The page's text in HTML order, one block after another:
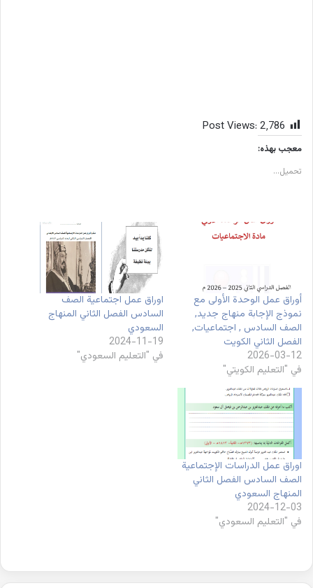
Post Views: 2٬786
معجب بهذه:
تحميل...
أوراق عمل الوحدة الأولى مع
نموذج الإجابة منهاج جديد,
الصف السادس , اجتماعيات,
الفصل الثاني الكويت
2026-03-12
في "التعليم الكويتي"
اوراق عمل اجتماعية الصف
السادس الفصل الثاني المنهاج
السعودي
2024-11-19
في "التعليم السعودي"
اوراق عمل الدراسات الإجتماعية
الصف السادس الفصل الثاني
المنهاج السعودي
2024-12-03
في "التعليم السعودي"